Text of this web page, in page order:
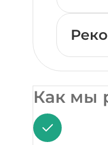
Как мы